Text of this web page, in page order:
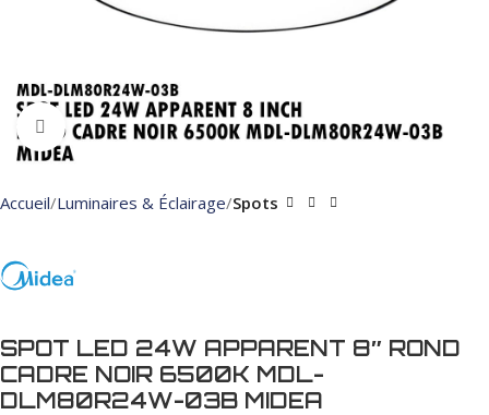
Click to enlarge
Accueil Luminaires & Éclairage Spots
SPOT LED 24W APPARENT 8″ ROND
CADRE NOIR 6500K MDL-
DLM80R24W-03B MIDEA